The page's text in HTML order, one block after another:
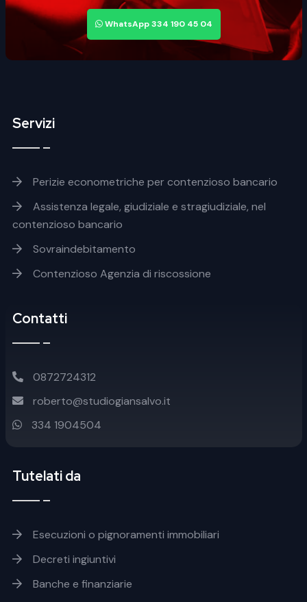
WhatsApp 334 190 45 04
Servizi
Footer servizi
Perizie econometriche per contenzioso bancario
Assistenza legale, giudiziale e stragiudiziale, nel
contenzioso bancario
Sovraindebitamento
Contenzioso Agenzia di riscossione
Contatti
0872724312
roberto@studiogiansalvo.it
334 1904504
Tutelati da
Footer soluzioni
Esecuzioni o pignoramenti immobiliari
Decreti ingiuntivi
Banche e finanziarie